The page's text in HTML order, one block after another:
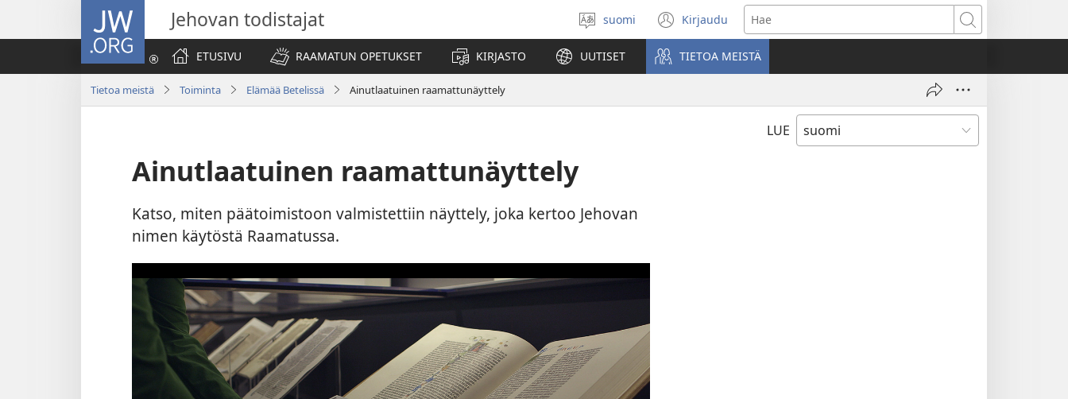
JW.ORG Jehovan todistajat
Valitse
kieli
suomi Kirjaudu
(avaa
uuden
ikkunan)
Hae
ETUSIVU
RAAMATUN OPETUKSET KIRJASTO UUTISET TIETOA MEISTÄ
Tietoa meistä Toiminta Elämää Betelissä Ainutlaatuinen raamattunäyttely
LUE
Ainutlaatuinen raamattunäyttely
Katso, miten päätoimistoon valmistettiin näyttely, joka kertoo Jehovan
nimen käytöstä Raamatussa.